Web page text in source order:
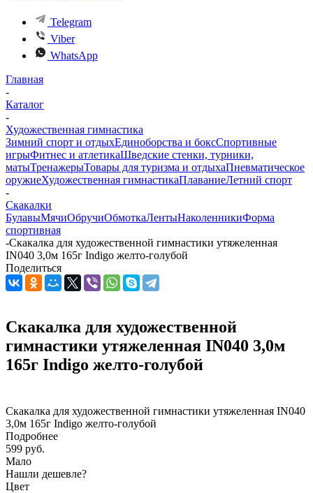
Telegram
Viber
WhatsApp
Главная
-
Каталог
-
Художественная гимнастика
Зимний спорт и отдыхЕдиноборства и боксСпортивные
игрыФитнес и атлетикаШведские стенки, турники,
матыТренажерыТовары для туризма и отдыхаПневматическое
оружиеХудожественная гимнастикаПлаваниеЛетний спорт
-
Скакалки
БулавыМячиОбручиОбмоткаЛентыНаколенникиФорма
спортивная
-Скакалка для художественной гимнастики утяжеленная
IN040 3,0м 165г Indigo желто-голубой
Поделиться
Скакалка для художественной
гимнастики утяжеленная IN040 3,0м
165г Indigo желто-голубой
Скакалка для художественной гимнастики утяжеленная IN040
3,0м 165г Indigo желто-голубой
Подробнее
599 руб.
Мало
Нашли дешевле?
Цвет